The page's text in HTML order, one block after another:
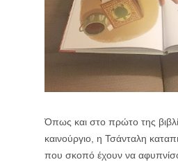
Όπως και στο πρώτο της
καινούργιο, η Τσάνταλη
που σκοπό έχουν να